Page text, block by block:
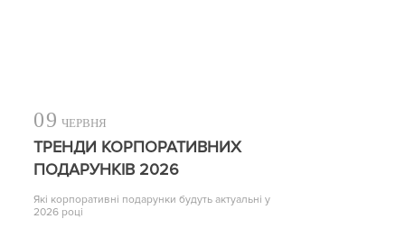
09 ЧЕРВНЯ
ТРЕНДИ КОРПОРАТИВНИХ
ПОДАРУНКІВ 2026
Які корпоративні подарунки будуть актуальні у
2026 році